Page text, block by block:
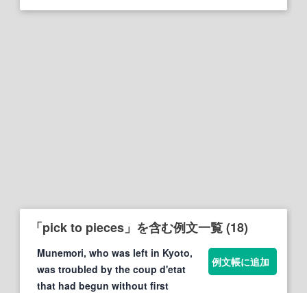
「pick to pieces」を含む例文一覧 (18)
Munemori, who was left in Kyoto,
was troubled by the coup d'etat
that had begun without first
例文帳に追加